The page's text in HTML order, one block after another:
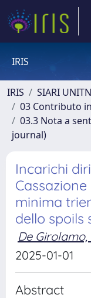
IRIS
IRIS
SIARI UNITN
03 Contributo
03.3 Nota a
journal)
Incarichi
minima
dello spoils
De
2025-01-01
Abstract